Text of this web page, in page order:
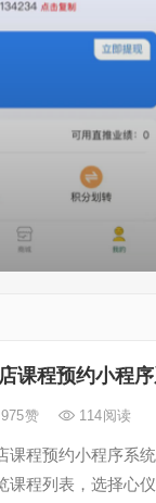
课程预约小程
975赞 114阅读
课程预约小程序系
课程列表，选择心